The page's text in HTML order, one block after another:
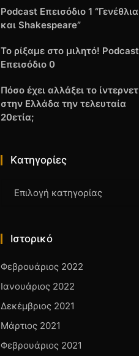
Podcast Επεισόδιο 1 “Γενέθλια
και Shakespeare”
Το ρίξαμε στο μιλητό! Podcast
Επεισόδιο 0
Πόσο έχει αλλάξει το ίντερνετ
στην Ελλάδα την τελευταία
20ετία;
Kατηγορίες
Kατηγορίες
Ιστορικό
Φεβρουάριος 2022
Ιανουάριος 2022
Δεκέμβριος 2021
Μάρτιος 2021
Φεβρουάριος 2021